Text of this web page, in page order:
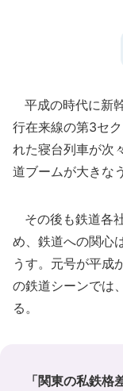
平成の時代に新
行在来線の第3セ
れた寝台列車が次
道ブームが大きな
その後も鉄道各
め、鉄道への関心
うす。元号が平成
の鉄道シーンでは
る。
「関東の私鉄